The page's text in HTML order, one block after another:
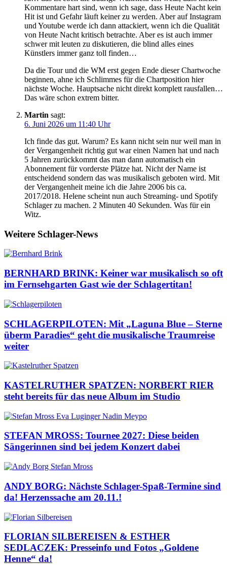
Kommentare hart sind, wenn ich sage, dass Heute Nacht kein
Hit ist und Gefahr läuft keiner zu werden. Aber auf Instagram
und Youtube werde ich dann attackiert, wenn ich die Qualität
von Heute Nacht kritisch betrachte. Aber es ist auch immer
schwer mit leuten zu diskutieren, die blind alles eines
Künstlers immer ganz toll finden…
Da die Tour und die WM erst gegen Ende dieser Chartwoche
beginnen, ahne ich Schlimmes für die Chartposition hier
nächste Woche. Hauptsache nicht direkt komplett rausfallen…
Das wäre schon extrem bitter.
Martin sagt:
6. Juni 2026 um 11:40 Uhr
Ich finde das gut. Warum? Es kann nicht sein nur weil man in
der Vergangenheit richtig gut war einen Namen hat und nach
5 Jahren zurückkommt das man dann automatisch ein
Abonnement für vorderste Plätze hat. Nicht der Name ist
entscheidend sondern das was musikalisch geboten wird. Mit
der Vergangenheit meine ich die Jahre 2006 bis ca.
2017/2018. Helene scheint nun auch Streaming- und Spotify
Schlager zu machen. 2 Minuten 40 Sekunden. Was für ein
Witz.
Weitere Schlager-News
BERNHARD BRINK: Keiner war musikalisch so oft
im Fernsehgarten Gast wie der Schlagertitan!
SCHLAGERPILOTEN: Mit „Laguna Blue – Sterne
überm Paradies“ geht die musikalische Traumreise
weiter
KASTELRUTHER SPATZEN: NORBERT RIER
steht bereits für das neue Album im Studio
STEFAN MROSS: Tournee 2027: Diese beiden
Sängerinnen sind bei jedem Konzert dabei
ANDY BORG: Nächste Schlager-Spaß-Termine sind
da! Herzenssache am 20.11.!
FLORIAN SILBEREISEN & ESTHER
SEDLACZEK: Presseinfo und Fotos „Goldene
Henne“ da!